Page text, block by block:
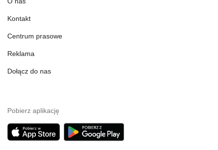
Kontakt
Centrum prasowe
Reklama
Dołącz do nas
Pobierz aplikację